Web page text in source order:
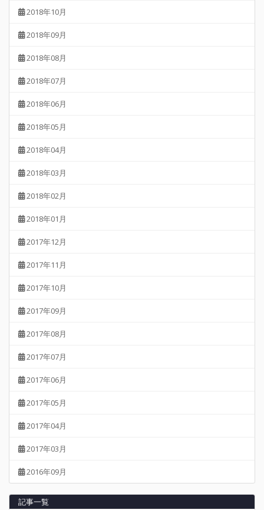
2018年10月
2018年09月
2018年08月
2018年07月
2018年06月
2018年05月
2018年04月
2018年03月
2018年02月
2018年01月
2017年12月
2017年11月
2017年10月
2017年09月
2017年08月
2017年07月
2017年06月
2017年05月
2017年04月
2017年03月
2016年09月
記事一覧